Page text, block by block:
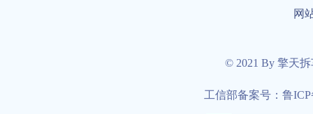
网
© 2021 By 擎天
工信部备案号：鲁